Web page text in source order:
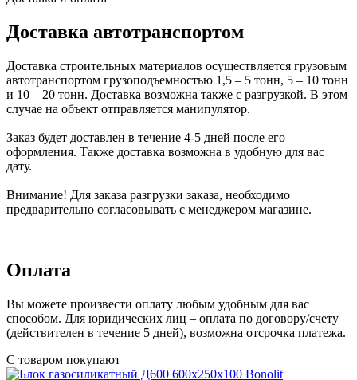
Доставка автотранспортом
Доставка строительных материалов осуществляется грузовым
автотранспортом грузоподъемностью 1,5 – 5 тонн, 5 – 10 тонн
и 10 – 20 тонн. Доставка возможна также с разгрузкой. В этом
случае на объект отправляется манипулятор.
Заказ будет доставлен в течение 4-5 дней после его
оформления. Также доставка возможна в удобную для вас
дату.
Внимание! Для заказа разгрузки заказа, необходимо
предварительно согласовывать с менеджером магазине.
Оплата
Вы можете произвести оплату любым удобным для вас
способом. Для юридических лиц – оплата по договору/счету
(действителен в течение 5 дней), возможна отсрочка платежа.
С товаром покупают